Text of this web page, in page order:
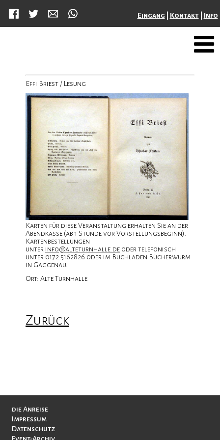
FacebookTwitter Mail
Eingang Kontakt| Info
Effi Briest / Lesung
Karten für diese Veranstaltung erhalten Sie an der
Abendkasse (ab 1 Stunde vor Vorstellungsbeginn).
Kartenbestellungen
unter info@alteturnhalle.deoder telefonisch
unter 0172 5162826 oder im Buchladen Bücherwurm
in Gaggenau.
Ort: Alte Turnhalle
Zurück
Navigation
überspringen
die Anreise
Impressum
Datenschutz
Event-Archiv